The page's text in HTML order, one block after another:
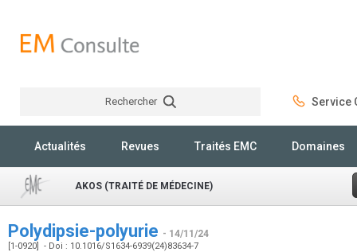
Rechercher Service
Actualités Revues Traités EMC Domaines
AKOS (TRAITÉ DE MÉDECINE)
Polydipsie-polyurie - 14/11/24
[1-0920] - Doi : 10.1016/S1634-6939(24)83634-7